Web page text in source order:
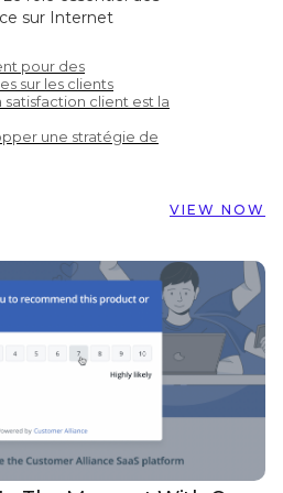
sur Internet
sur les avis
repenser leur
confirme que
votre
pour des
sur les clients
satisfaction client est la
une stratégie de
VIEW NOW